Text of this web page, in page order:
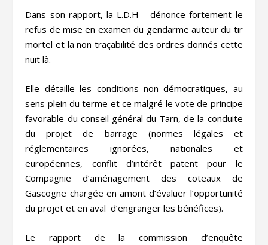
Dans son rapport, la L.D.H dénonce fortement le
refus de mise en examen du gendarme auteur du tir
mortel et la non traçabilité des ordres donnés cette
nuit là.
Elle détaille les conditions non démocratiques, au
sens plein du terme et ce malgré le vote de principe
favorable du conseil général du Tarn, de la conduite
du projet de barrage (normes légales et
réglementaires ignorées, nationales et
européennes, conflit d’intérêt patent pour le
Compagnie d’aménagement des coteaux de
Gascogne chargée en amont d’évaluer l’opportunité
du projet et en aval d’engranger les bénéfices).
Le rapport de la commission d’enquête